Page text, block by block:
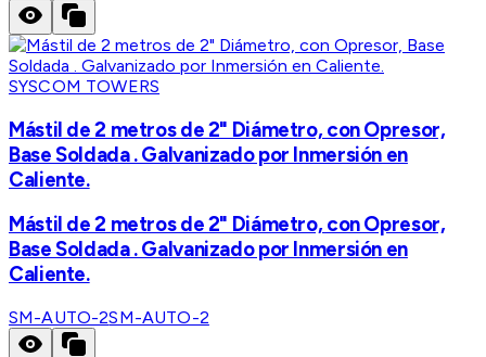
SYSCOM TOWERS
Mástil de 2 metros de 2" Diámetro, con Opresor,
Base Soldada . Galvanizado por Inmersión en
Caliente.
Mástil de 2 metros de 2" Diámetro, con Opresor,
Base Soldada . Galvanizado por Inmersión en
Caliente.
SM-AUTO-2SM-AUTO-2